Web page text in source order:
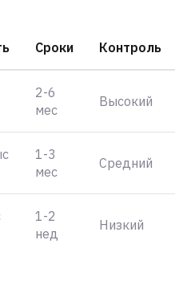
Сроки Контроль
2-6
мес
Высокий
1-3
мес
Средний
1-2
нед
Низкий